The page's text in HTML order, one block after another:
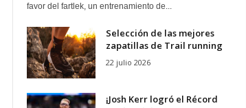
favor del fartlek, un entrenamiento de...
Selección de las mejores
zapatillas de Trail running
22 julio 2026
¡Josh Kerr logró el Récord